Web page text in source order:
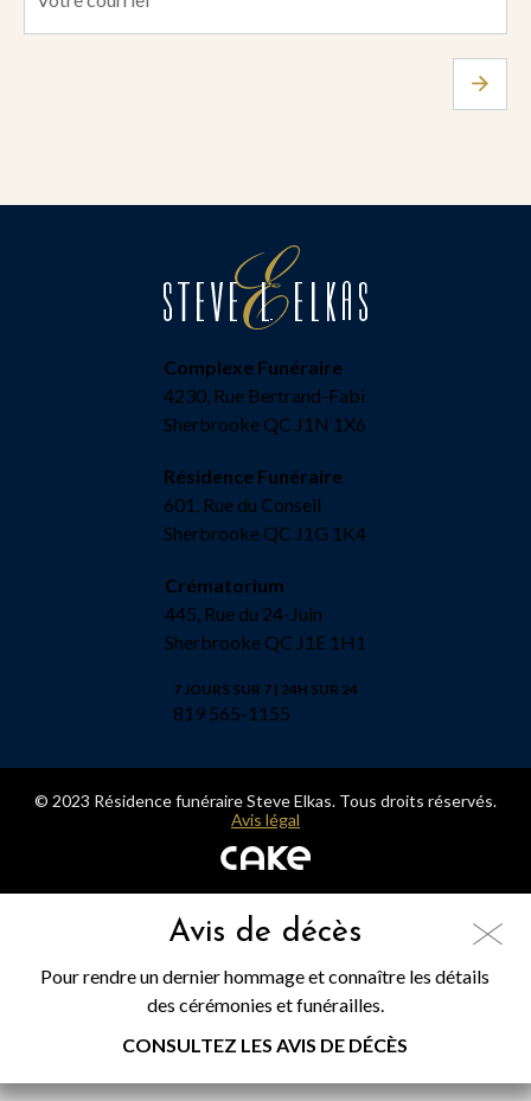
Complexe Funéraire
4230, Rue Bertrand-Fabi
Sherbrooke QC J1N 1X6
Résidence Funéraire
601, Rue du Conseil
Sherbrooke QC J1G 1K4
Crématorium
445, Rue du 24-Juin
Sherbrooke QC J1E 1H1
7 JOURS SUR 7 | 24H SUR 24
819 565-1155
© 2023 Résidence funéraire Steve Elkas. Tous droits réservés.
Avis légal
Avis de décès
Pour rendre un dernier hommage et connaître les détails
des cérémonies et funérailles.
CONSULTEZ LES AVIS DE DÉCÈS